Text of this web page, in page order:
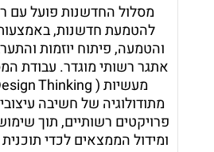
מסלול החדשנות פועל עם
להטמעת חדשנות,
והטמעה, פיתוח יוזמות
אתגר רשותי מוגדר. עבודת
מתודולוגיה של חשיבה
פרויקטים רשותיים, תוך
ומידול הממצאים לכדי